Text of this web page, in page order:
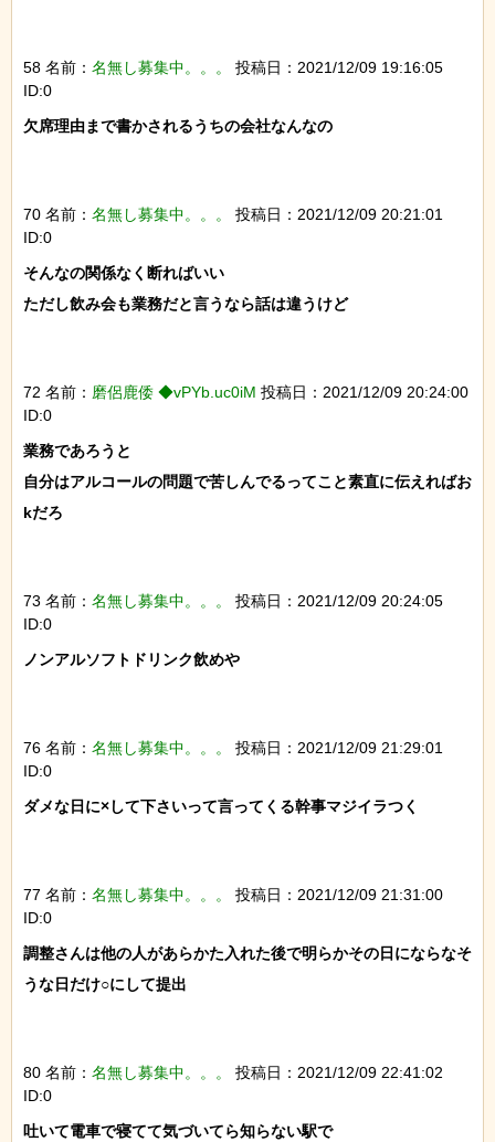
58 名前： 名無し募集中。。。
投稿日：2021/12/09 19:16:05
ID:0
欠席理由まで書かされるうちの会社なんなの
70 名前： 名無し募集中。。。
投稿日：2021/12/09 20:21:01
ID:0
そんなの関係なく断ればいい
ただし飲み会も業務だと言うなら話は違うけど
72 名前： 磨侶鹿倭 ◆vPYb.uc0iM 投稿日：2021/12/09 20:24:00
ID:0
業務であろうと
自分はアルコールの問題で苦しんでるってこと素直に伝えればお
kだろ
73 名前： 名無し募集中。。。
投稿日：2021/12/09 20:24:05
ID:0
ノンアルソフトドリンク飲めや
76 名前： 名無し募集中。。。
投稿日：2021/12/09 21:29:01
ID:0
ダメな日に×して下さいって言ってくる幹事マジイラつく
77 名前： 名無し募集中。。。
投稿日：2021/12/09 21:31:00
ID:0
調整さんは他の人があらかた入れた後で明らかその日にならなそ
うな日だけ○にして提出
80 名前： 名無し募集中。。。
投稿日：2021/12/09 22:41:02
ID:0
吐いて電車で寝てて気づいてら知らない駅で